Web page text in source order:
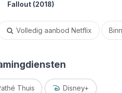
Fallout (2018)
Volledig aanbod Netflix
Thuis Disney+